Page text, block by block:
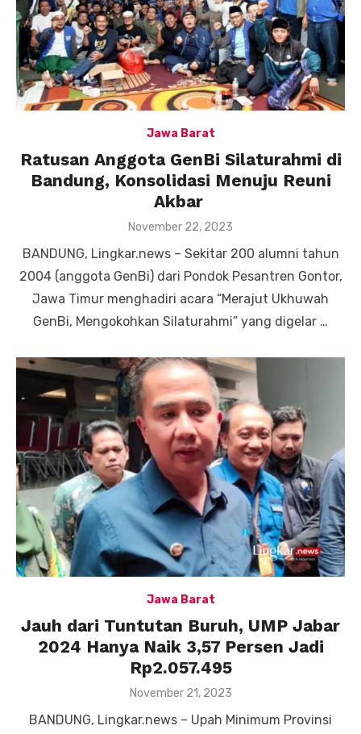
Jawa Barat
Ratusan Anggota GenBi Silaturahmi di
Bandung, Konsolidasi Menuju Reuni
Akbar
Posted
November 22, 2023
BANDUNG, Lingkar.news – Sekitar 200 alumni tahun
2004 (anggota GenBi) dari Pondok Pesantren Gontor,
Jawa Timur menghadiri acara “Merajut Ukhuwah
GenBi, Mengokohkan Silaturahmi” yang digelar …
Jawa Barat
Jauh dari Tuntutan Buruh, UMP Jabar
2024 Hanya Naik 3,57 Persen Jadi
Rp2.057.495
Posted
November 21, 2023
BANDUNG, Lingkar.news – Upah Minimum Provinsi